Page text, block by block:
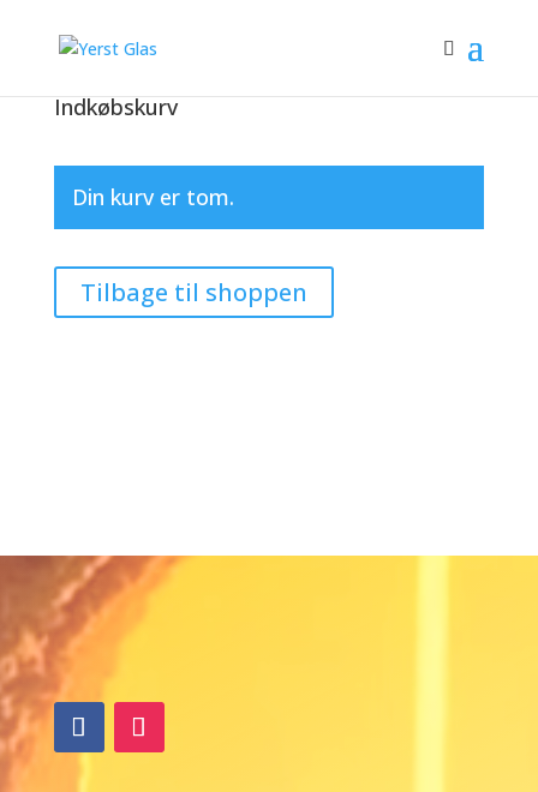
Indkøbskurv
Din kurv er tom.
Tilbage til shoppen